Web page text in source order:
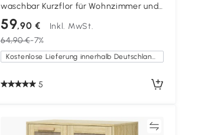
waschbar Kurzflor für Wohnzimmer und
Schlafzimmer, 230x160 cm, Mehrfarbig
59,90 €
Inkl. MwSt.
64,90 €-7%
Kostenlose Lieferung innerhalb Deutschlands
5
Vergleichen